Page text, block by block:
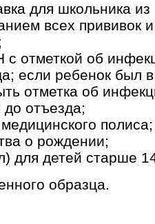
для школьника
всех прививок
отметкой об
если ребенок был
отметка об
отъезда;
полиса;
о рождении;
для детей старше
образца.